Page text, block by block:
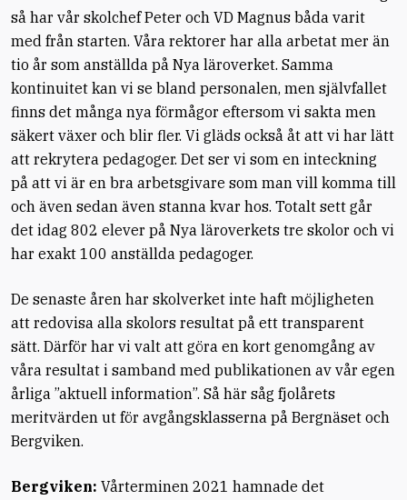
så har vår skolchef Peter och VD Magnus båda varit
med från starten. Våra rektorer har alla arbetat mer än
tio år som anställda på Nya läroverket. Samma
kontinuitet kan vi se bland personalen, men självfallet
finns det många nya förmågor eftersom vi sakta men
säkert växer och blir fler. Vi gläds också åt att vi har lätt
att rekrytera pedagoger. Det ser vi som en inteckning
på att vi är en bra arbetsgivare som man vill komma till
och även sedan även stanna kvar hos. Totalt sett går
det idag 802 elever på Nya läroverkets tre skolor och vi
har exakt 100 anställda pedagoger.
De senaste åren har skolverket inte haft möjligheten
att redovisa alla skolors resultat på ett transparent
sätt. Därför har vi valt att göra en kort genomgång av
våra resultat i samband med publikationen av vår egen
årliga ”aktuell information”. Så här såg fjolårets
meritvärden ut för avgångsklasserna på Bergnäset och
Bergviken.
Bergviken: Vårterminen 2021 hamnade det